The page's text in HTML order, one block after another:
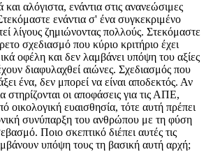
αλόγιστα, ενάντια στις ανανεώσιμες
ενάντια σ' ένα συγκεκριμένο
λίγους ζημιώνοντας πολλούς. Στεκόμαστε
σχεδιασμό που κύριο κριτήριο έχει
οφέλη και δεν λαμβάνει υπόψη του αξίες
διαφυλαχθεί αιώνες. Σχεδιασμός που
ένα, δεν μπορεί να είναι αποδεκτός. Αν
στηρίζονται οι αποφάσεις για τις ΑΠΕ,
οικολογική ευαισθησία, τότε αυτή πρέπει
συνύπαρξη του ανθρώπου με τη φύση
Ποιο σκεπτικό διέπει αυτές τις
υπόψη τους τη βασική αυτή αρχή;